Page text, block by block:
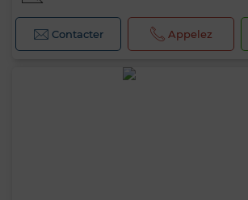
Contacter Appelez